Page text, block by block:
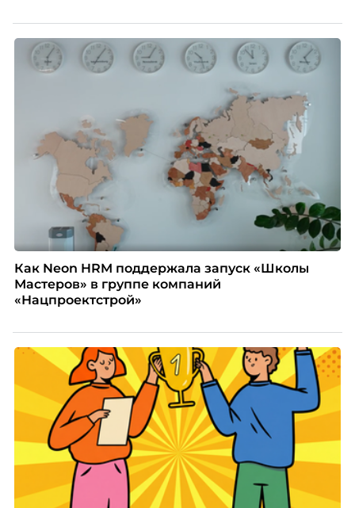
Как Neon HRM поддержала запуск «Школы
Мастеров» в группе компаний
«Нацпроектстрой»